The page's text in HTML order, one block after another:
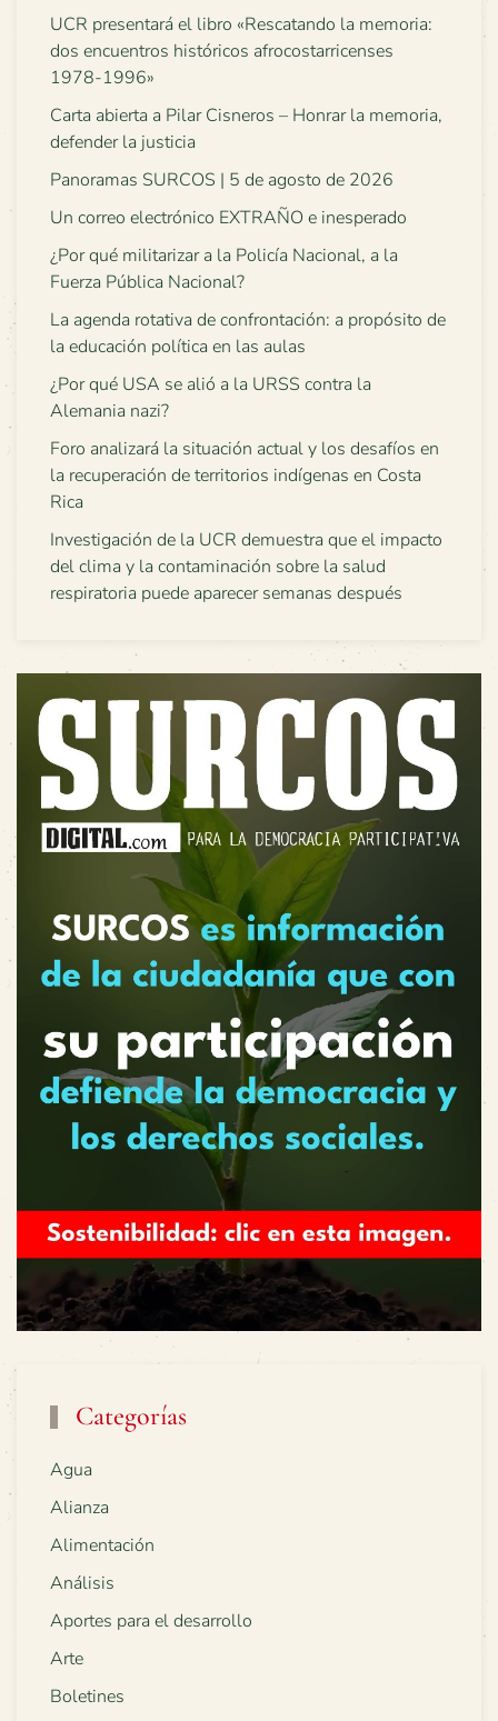
UCR presentará el libro «Rescatando la memoria:
dos encuentros históricos afrocostarricenses
1978-1996»
Carta abierta a Pilar Cisneros – Honrar la memoria,
defender la justicia
Panoramas SURCOS | 5 de agosto de 2026
Un correo electrónico EXTRAÑO e inesperado
¿Por qué militarizar a la Policía Nacional, a la
Fuerza Pública Nacional?
La agenda rotativa de confrontación: a propósito de
la educación política en las aulas
¿Por qué USA se alió a la URSS contra la
Alemania nazi?
Foro analizará la situación actual y los desafíos en
la recuperación de territorios indígenas en Costa
Rica
Investigación de la UCR demuestra que el impacto
del clima y la contaminación sobre la salud
respiratoria puede aparecer semanas después
Categorías
Agua
Alianza
Alimentación
Análisis
Aportes para el desarrollo
Arte
Boletines